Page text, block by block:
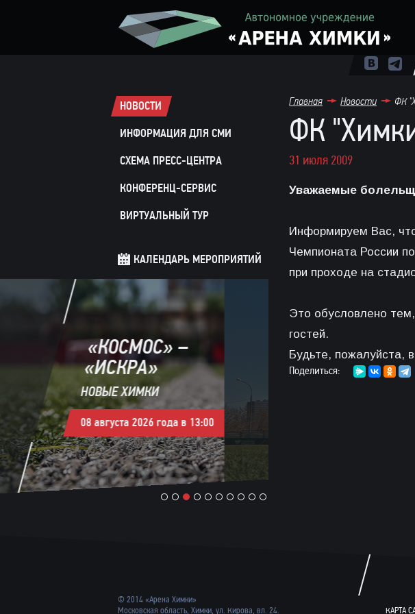
НОВОСТИ
ИНФОРМАЦИЯ ДЛЯ СМИ
СХЕМА ПРЕСС-ЦЕНТРА
КОНФЕРЕНЦ-СЕРВИС
ВИРТУАЛЬНЫЙ ТУР
КАЛЕНДАРЬ МЕРОПРИЯТИЙ
«ДИНАМО–
2» –
«АМКАР»
РОДИНА
08 августа 2026 года в 16:00
2 3 4 5 6 7 8 9 10
Главная Новости ФК
ФК
31 июля 2009
Уважаемые
Информируем Вас,
Чемпионата России
при проходе на
Это обусловлено
гостей.
Будьте, пожалуйста,
Поделиться:
© 2014 «Арена Химки»
Московская область, Химки, ул. Кирова, вл. 24.
КАРТА